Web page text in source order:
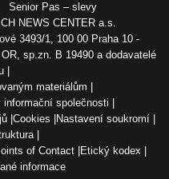
Senior Pas – slevy
NEWS CENTER a.s.
3493/1, 100 00 Praha 10 -
sp.zn. B 19490 a dodavatelé
materiálům
společnosti
Cookies
Nastavení soukromí
of Contact
Etický kodex
informace